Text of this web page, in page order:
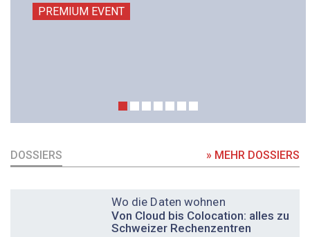
PREMIUM EVENT
DOSSIERS » MEHR DOSSIERS
Wo die Daten wohnen
Von Cloud bis Colocation: alles zu
Schweizer Rechenzentren